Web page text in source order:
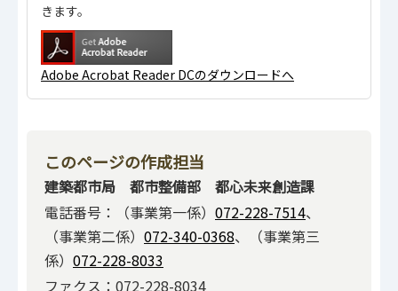
きます。
Adobe Acrobat Reader DCのダウンロードへ
このページの作成担当
建築都市局 都市整備部 都心未来創造課
電話番号：（事業第一係） 072-228-7514、
（事業第二係） 072-340-0368、（事業第三
係） 072-228-8033
ファクス：072-228-8034